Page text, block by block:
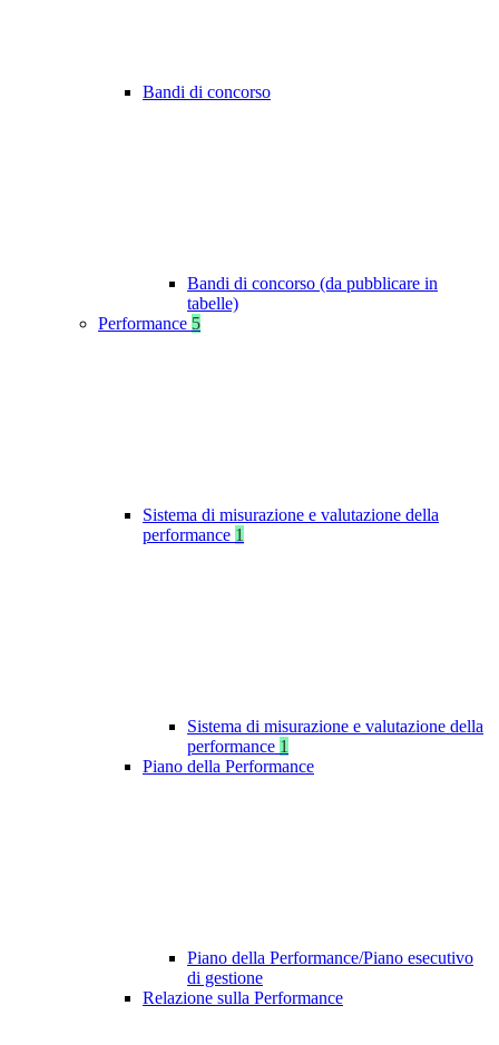
Bandi di concorso
Bandi di concorso (da pubblicare in
tabelle)
Performance 5
Sistema di misurazione e valutazione della
performance 1
Sistema di misurazione e valutazione della
performance 1
Piano della Performance
Piano della Performance/Piano esecutivo
di gestione
Relazione sulla Performance